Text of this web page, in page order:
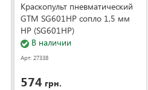
Краскопульт пневматический
GTM SG601HP сопло 1,5 мм
HP (SG601HP)
В наличии
Арт: 27338
574 грн.